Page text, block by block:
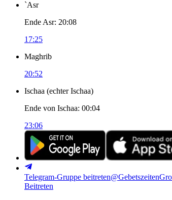
`Asr
Ende Asr: 20:08
17:25
Maghrib
20:52
Ischaa (echter Ischaa)
Ende von Ischaa: 00:04
23:06
Telegram-Gruppe beitreten
Beitreten